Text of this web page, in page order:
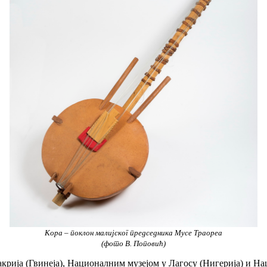
Кора – поклон малијског председника Мусе Траореа
(фото В. Поповић)
(Гвинeja), Нaциoнaлним музejoм у Лaгoсу (Нигeриja) и